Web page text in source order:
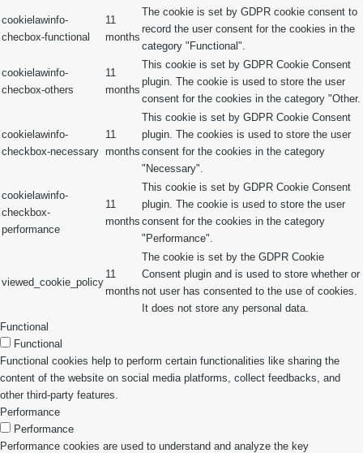
cookielawinfo-
checbox-functional
11
months
The cookie is set by GDPR cookie consent to
record the user consent for the cookies in the
category "Functional".
cookielawinfo-
checbox-others
11
months
This cookie is set by GDPR Cookie Consent
plugin. The cookie is used to store the user
consent for the cookies in the category "Other.
cookielawinfo-
checkbox-necessary
11
months
This cookie is set by GDPR Cookie Consent
plugin. The cookies is used to store the user
consent for the cookies in the category
"Necessary".
cookielawinfo-
checkbox-
performance
11
months
This cookie is set by GDPR Cookie Consent
plugin. The cookie is used to store the user
consent for the cookies in the category
"Performance".
viewed_cookie_policy
11
months
The cookie is set by the GDPR Cookie
Consent plugin and is used to store whether or
not user has consented to the use of cookies.
It does not store any personal data.
Functional
Functional
Functional cookies help to perform certain functionalities like sharing the
content of the website on social media platforms, collect feedbacks, and
other third-party features.
Performance
Performance
Performance cookies are used to understand and analyze the key